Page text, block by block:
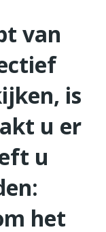
van
is
u er
u
het